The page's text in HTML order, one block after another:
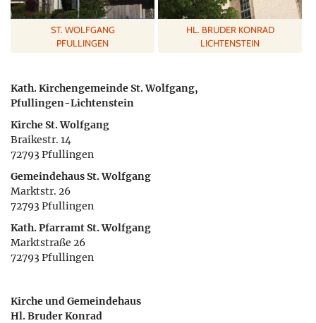
ST. WOLFGANG
PFULLINGEN
HL. BRUDER KONRAD
LICHTENSTEIN
Kath. Kirchengemeinde St. Wolfgang,
Pfullingen-Lichtenstein
Kirche St. Wolfgang
Braikestr. 14
72793 Pfullingen
Gemeindehaus St. Wolfgang
Marktstr. 26
72793 Pfullingen
Kath. Pfarramt St. Wolfgang
Marktstraße 26
72793 Pfullingen
Kirche und Gemeindehaus
Hl. Bruder Konrad